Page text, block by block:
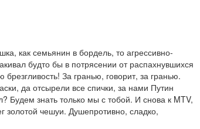
как семьянин в бордель, то агрессивно-
будто бы в потрясении от распахнувшихся
За гранью, говорит, за гранью.
да отсырели все спички, за нами Путин
Будем знать только мы с тобой. И снова к MTV,
золотой чешуи. Душепротивно, сладко,